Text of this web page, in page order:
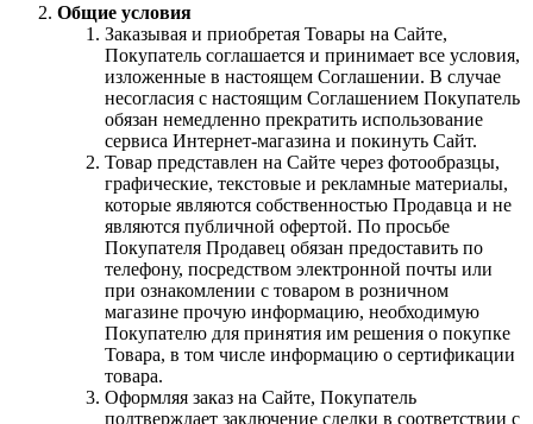
Общие условия
Заказывая и приобретая Товары на Сайте,
Покупатель соглашается и принимает все условия,
изложенные в настоящем Соглашении. В случае
несогласия с настоящим Соглашением Покупатель
обязан немедленно прекратить использование
сервиса Интернет-магазина и покинуть Сайт.
Товар представлен на Сайте через фотообразцы,
графические, текстовые и рекламные материалы,
которые являются собственностью Продавца и не
являются публичной офертой. По просьбе
Покупателя Продавец обязан предоставить по
телефону, посредством электронной почты или
при ознакомлении с товаром в розничном
магазине прочую информацию, необходимую
Покупателю для принятия им решения о покупке
Товара, в том числе информацию о сертификации
товара.
Оформляя заказ на Сайте, Покупатель
подтверждает заключение сделки в соответствии с